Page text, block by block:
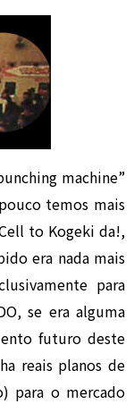
machine”
temos mais
to Kogeki da!,
era nada mais
para
se era alguma
futuro deste
reais planos de
para o mercado